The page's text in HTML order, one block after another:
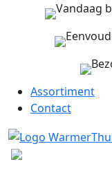
Vandaag
Assortiment
Contact